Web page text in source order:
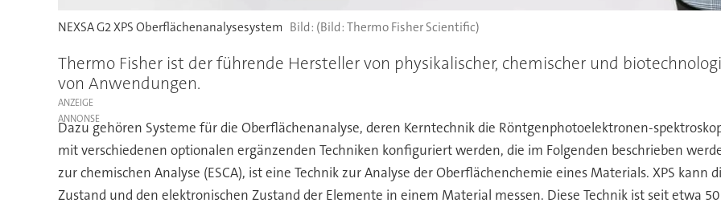
NEXSA G2 XPS Oberflächenanalysesystem (Bild: Thermo Fisher Scientific)
Thermo Fisher ist der führende Hersteller von physikalischer, chemischer und
von Anwendungen.
ANZEIGE
Dazu gehören Systeme für die Oberflächenanalyse, deren Kerntechnik die Röntgenphotoelektronen-
mit verschiedenen optionalen ergänzenden Techniken konfiguriert werden, die im Folgenden beschrieben
zur chemischen Analyse (ESCA), ist eine Technik zur Analyse der Oberflächenchemie eines Materials. XPS
Zustand und den elektronischen Zustand der Elemente in einem Material messen. Diese Technik ist seit etwa